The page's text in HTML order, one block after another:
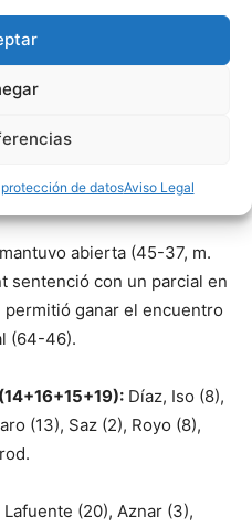
de datosAviso Legal
ganó al CN Helios
hasta que el conjunto
abierta (45-37, m.
sentenció con un parcial en
ganar el encuentro
(64-46).
Díaz, Iso (8),
(13), Saz (2), Royo (8),
Lafuente (20), Aznar (3),